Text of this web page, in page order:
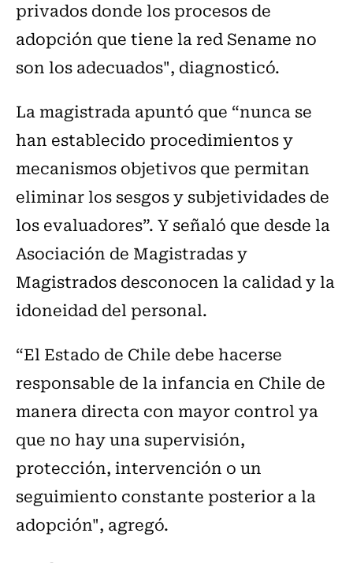
privados donde los procesos de
adopción que tiene la red Sename no
son los adecuados", diagnosticó.
La magistrada apuntó que “nunca se
han establecido procedimientos y
mecanismos objetivos que permitan
eliminar los sesgos y subjetividades de
los evaluadores”. Y señaló que desde la
Asociación de Magistradas y
Magistrados desconocen la calidad y la
idoneidad del personal.
“El Estado de Chile debe hacerse
responsable de la infancia en Chile de
manera directa con mayor control ya
que no hay una supervisión,
protección, intervención o un
seguimiento constante posterior a la
adopción", agregó.